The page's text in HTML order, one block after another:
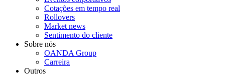
Cotações em tempo real
Rollovers
Market news
Sentimento do cliente
Sobre nós
OANDA Group
Carreira
Outros